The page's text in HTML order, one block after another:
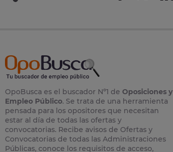
OpoBusca es el buscador Nº1 de Oposiciones y
Empleo Público. Se trata de una herramienta
pensada para los opositores que necesitan
estar al día de todas las ofertas y
convocatorias. Recibe avisos de Ofertas y
Convocatorias de todas las Administraciones
Públicas, conoce los requisitos de acceso,